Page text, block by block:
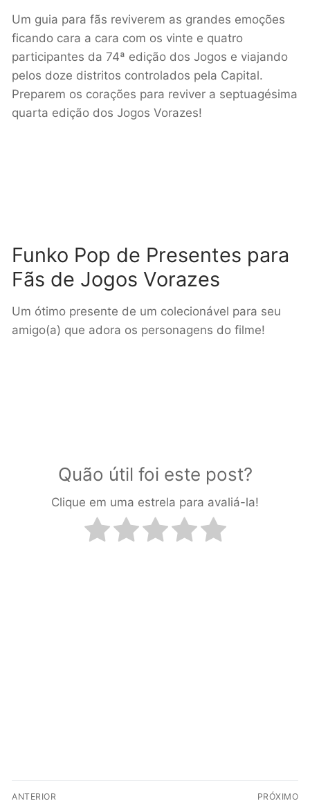
Um guia para fãs reviverem as grandes emoções
ficando cara a cara com os vinte e quatro
participantes da 74ª edição dos Jogos e viajando
pelos doze distritos controlados pela Capital.
Preparem os corações para reviver a septuagésima
quarta edição dos Jogos Vorazes!
Funko Pop de Presentes para
Fãs de Jogos Vorazes
Um ótimo presente de um colecionável para seu
amigo(a) que adora os personagens do filme!
Quão útil foi este post?
Clique em uma estrela para avaliá-la!
ANTERIOR PRÓXIMO